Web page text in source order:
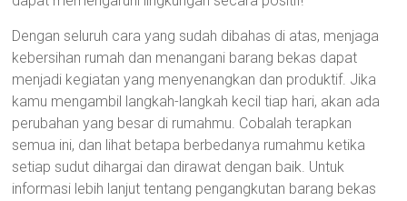
Dengan seluruh cara yang sudah dibahas di atas, menjaga
kebersihan rumah dan menangani barang bekas dapat
menjadi kegiatan yang menyenangkan dan produktif. Jika
kamu mengambil langkah-langkah kecil tiap hari, akan ada
perubahan yang besar di rumahmu. Cobalah terapkan
semua ini, dan lihat betapa berbedanya rumahmu ketika
setiap sudut dihargai dan dirawat dengan baik. Untuk
informasi lebih lanjut tentang pengangkutan barang bekas